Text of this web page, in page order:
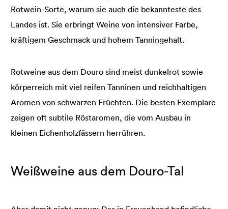
Rotwein-Sorte, warum sie auch die bekannteste des
Landes ist. Sie erbringt Weine von intensiver Farbe,
kräftigem Geschmack und hohem Tanningehalt.
Rotweine aus dem Douro sind meist dunkelrot sowie
körperreich mit viel reifen Tanninen und reichhaltigen
Aromen von schwarzen Früchten. Die besten Exemplare
zeigen oft subtile Röstaromen, die vom Ausbau in
kleinen Eichenholzfässern herrühren.
Weißweine aus dem Douro-Tal